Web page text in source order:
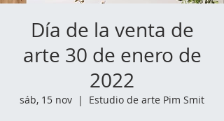
Día de la venta de
arte 30 de enero de
2022
sáb, 15 nov
  |
Estudio de arte Pim Smit